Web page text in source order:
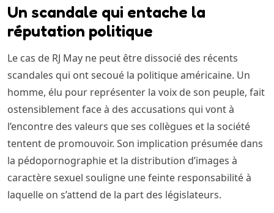
Un scandale qui entache la
réputation politique
Le cas de RJ May ne peut être dissocié des récents
scandales qui ont secoué la politique américaine. Un
homme, élu pour représenter la voix de son peuple, fait
ostensiblement face à des accusations qui vont à
l’encontre des valeurs que ses collègues et la société
tentent de promouvoir. Son implication présumée dans
la pédopornographie et la distribution d’images à
caractère sexuel souligne une feinte responsabilité à
laquelle on s’attend de la part des législateurs.